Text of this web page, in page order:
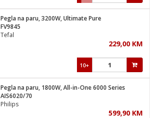
Pegla na paru, 3200W, Ultimate Pure
FV9845
Tefal
229,00 KM
10+
Pegla na paru, 1800W, All-in-One 6000 Series
AIS6020/70
Philips
599,90 KM